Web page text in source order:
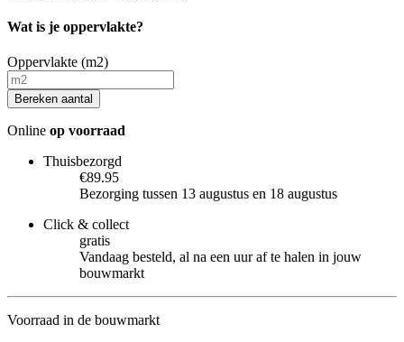
Wat is je oppervlakte?
Oppervlakte (m2)
Bereken aantal
Online op voorraad
Thuisbezorgd
€89.95
Bezorging tussen 13 augustus en 18 augustus
Click & collect
gratis
Vandaag besteld, al na een uur af te halen in jouw
bouwmarkt
Voorraad in de bouwmarkt